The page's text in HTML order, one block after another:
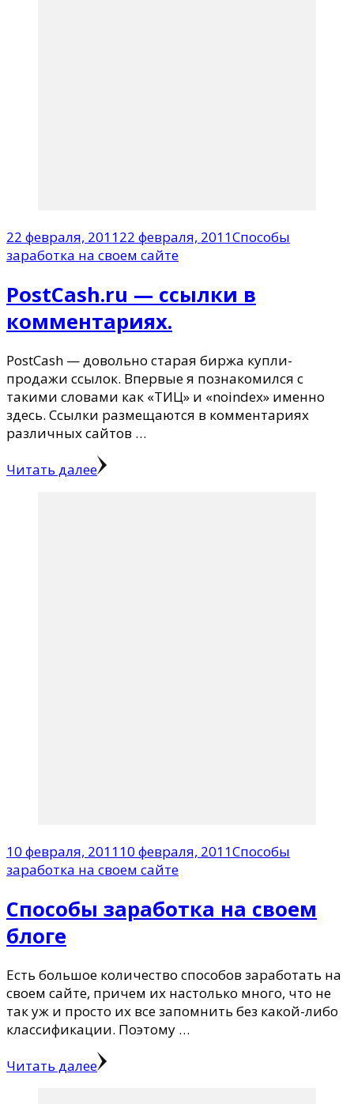
22 февраля, 201122 февраля, 2011Способы
заработка на своем сайте
PostCash.ru — ссылки в
комментариях.
PostCash — довольно старая биржа купли-
продажи ссылок. Впервые я познакомился с
такими словами как «ТИЦ» и «noindex» именно
здесь. Ссылки размещаются в комментариях
различных сайтов …
Читать далее
10 февраля, 201110 февраля, 2011Способы
заработка на своем сайте
Способы заработка на своем
блоге
Есть большое количество способов заработать на
своем сайте, причем их настолько много, что не
так уж и просто их все запомнить без какой-либо
классификации. Поэтому …
Читать далее